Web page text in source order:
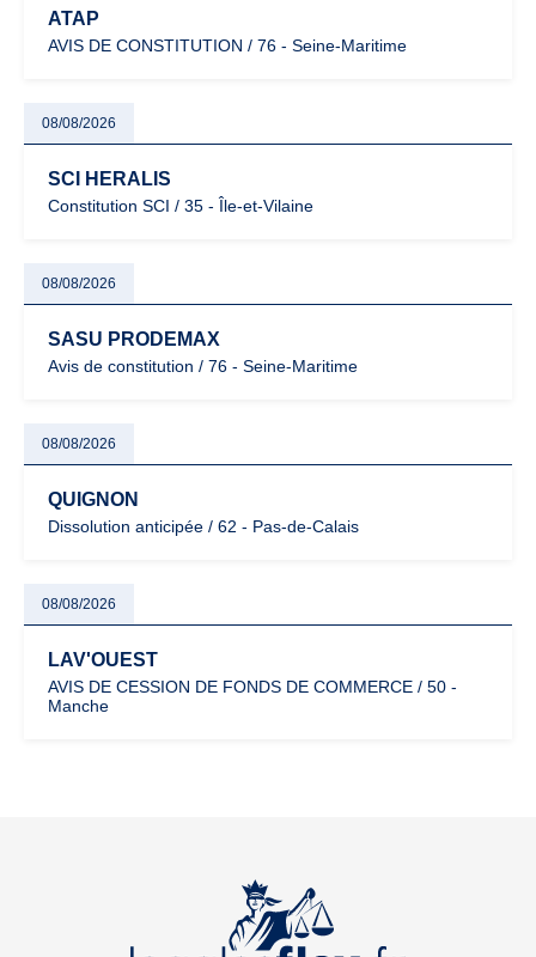
ATAP
AVIS DE CONSTITUTION / 76 - Seine-Maritime
08/08/2026
SCI HERALIS
Constitution SCI / 35 - Île-et-Vilaine
08/08/2026
SASU PRODEMAX
Avis de constitution / 76 - Seine-Maritime
08/08/2026
QUIGNON
Dissolution anticipée / 62 - Pas-de-Calais
08/08/2026
LAV'OUEST
AVIS DE CESSION DE FONDS DE COMMERCE / 50 -
Manche